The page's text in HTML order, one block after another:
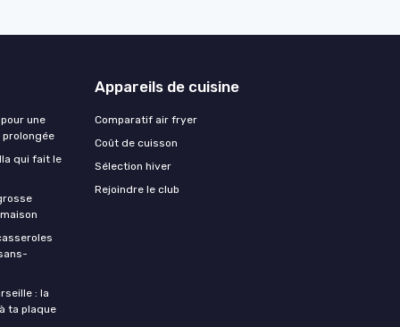
une
qui fait le
: la
ta plaque
Appareils de cuisine
Comparatif air fryer
Coût de cuisson
Sélection hiver
Rejoindre le club